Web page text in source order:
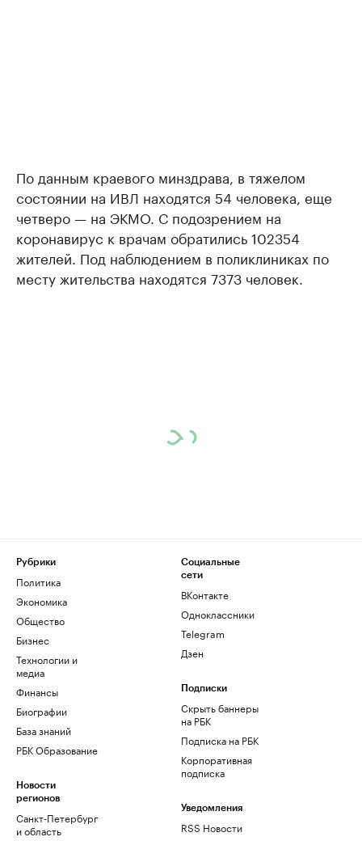
По данным краевого минздрава, в тяжелом
состоянии на ИВЛ находятся 54 человека, еще
четверо — на ЭКМО. С подозрением на
коронавирус к врачам обратились 102354
жителей. Под наблюдением в поликлиниках по
месту жительства находятся 7373 человек.
Рубрики
Политика
Экономика
Общество
Бизнес
Технологии и
медиа
Финансы
Биографии
База знаний
РБК Образование
Новости
регионов
Санкт-Петербург
и область
Социальные
сети
ВКонтакте
Одноклассники
Telegram
Дзен
Подписки
Скрыть баннеры
на РБК
Подписка на РБК
Корпоративная
подписка
Уведомления
RSS Новости